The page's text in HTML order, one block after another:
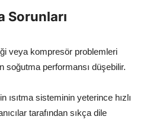
Sorunları
veya kompresör problemleri
soğutma performansı düşebilir.
ısıtma sisteminin yeterince hızlı
tarafından sıkça dile